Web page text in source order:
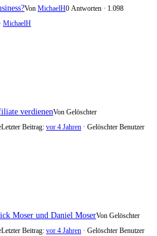
Von MichaelH0 Antworten · 1.098
· MichaelH
verdienenVon Gelöschter
Letzter Beitrag: vor 4 Jahren · Gelöschter Benutzer
Moser und Daniel MoserVon Gelöschter
Letzter Beitrag: vor 4 Jahren · Gelöschter Benutzer